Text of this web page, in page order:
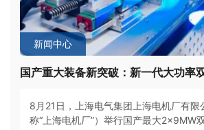
新闻中心
8月21日，上海电气集团上海电机厂有限
称“上海电机厂”）举行国产最大2×9MW